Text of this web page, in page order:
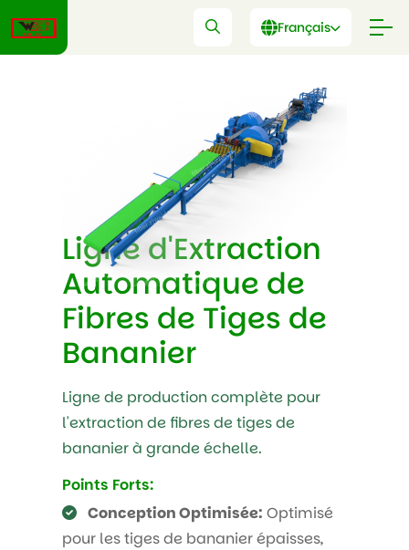
Français
Ligne d'Extraction
Automatique de
Fibres de Tiges de
Bananier
Ligne de production complète pour
l'extraction de fibres de tiges de
bananier à grande échelle.
Points Forts:
Conception Optimisée: Optimisé
pour les tiges de bananier épaisses,